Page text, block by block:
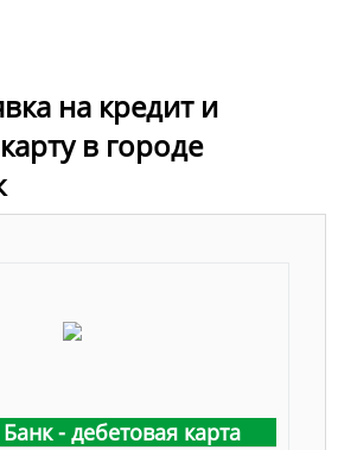
на кредит и
в городе
- дебетовая карта